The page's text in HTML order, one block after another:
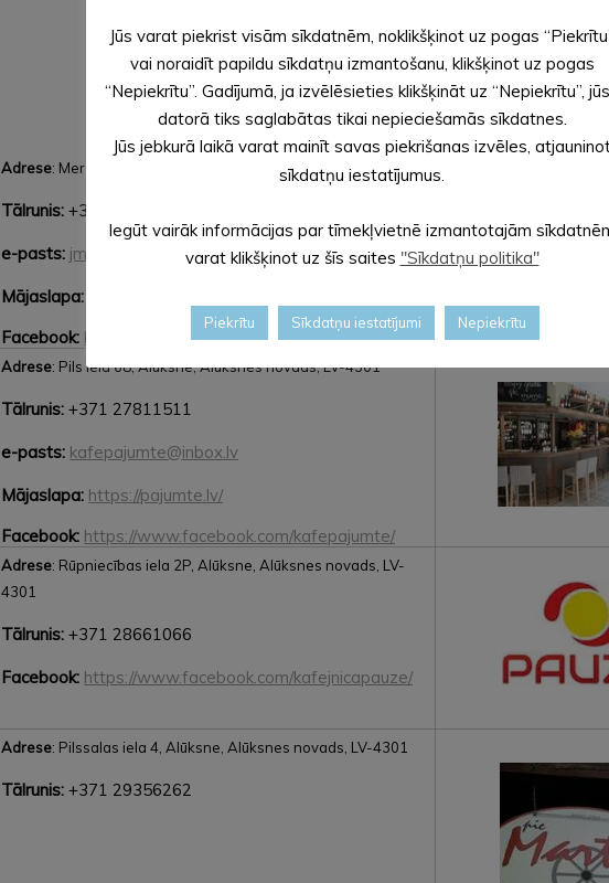
Adrese: Merķeļa iela 16, Alūksne, Alūksnes novads, LV-4301
Tālrunis: +371 64381011; +371 29424253
e-pasts: jmgrupa@inbox.lv
Mājaslapa:
Facebook: https://www.facebook.com/hoteljolanta
Adrese: Pils iela 68, Alūksne, Alūksnes novads, LV-4301
Tālrunis: +371 27811511
e-pasts: kafepajumte@inbox.lv
Mājaslapa: https://pajumte.lv/
Facebook: https://www.facebook.com/kafepajumte/
Adrese: Rūpniecības iela 2P, Alūksne, Alūksnes novads, LV-
4301
Tālrunis: +371 28661066
Facebook: https://www.facebook.com/kafejnicapauze/
Adrese: Pilssalas iela 4, Alūksne, Alūksnes novads, LV-4301
Tālrunis: +371 29356262
Jūs varat piekrist visām sīkdatnēm, noklikšķinot uz pogas
vai noraidīt papildu sīkdatņu izmantošanu, klikšķinot uz pogas
“Nepiekrītu”. Gadījumā, ja izvēlēsieties klikšķināt uz “Nepiekrītu”,
datorā tiks saglabātas tikai nepieciešamās sīkdatnes.
Jūs jebkurā laikā varat mainīt savas piekrišanas izvēles,
sīkdatņu iestatījumus.
Iegūt vairāk informācijas par tīmekļvietnē izmantotajām
varat klikšķinot uz šīs saites "Sīkdatņu politika"
Piekrītu Sīkdatņu iestatījumi Nepiekrītu